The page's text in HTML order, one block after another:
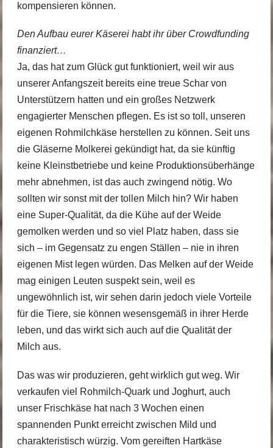
kompensieren können.
Den Aufbau eurer Käserei habt ihr über Crowdfunding
finanziert…
Ja, das hat zum Glück gut funktioniert, weil wir aus
unserer Anfangszeit bereits eine treue Schar von
Unterstützern hatten und ein großes Netzwerk
engagierter Menschen pflegen. Es ist so toll, unseren
eigenen Rohmilchkäse herstellen zu können. Seit uns
die Gläserne Molkerei gekündigt hat, da sie künftig
keine Kleinstbetriebe und keine Produktionsüberhänge
mehr abnehmen, ist das auch zwingend nötig. Wo
sollten wir sonst mit der tollen Milch hin? Wir haben
eine Super-Qualität, da die Kühe auf der Weide
gemolken werden und so viel Platz haben, dass sie
sich – im Gegensatz zu engen Ställen – nie in ihren
eigenen Mist legen würden. Das Melken auf der Weide
mag einigen Leuten suspekt sein, weil es
ungewöhnlich ist, wir sehen darin jedoch viele Vorteile
für die Tiere, sie können wesensgemäß in ihrer Herde
leben, und das wirkt sich auch auf die Qualität der
Milch aus.
Das was wir produzieren, geht wirklich gut weg. Wir
verkaufen viel Rohmilch-Quark und Joghurt, auch
unser Frischkäse hat nach 3 Wochen einen
spannenden Punkt erreicht zwischen Mild und
charakteristisch würzig. Vom gereiften Hartkäse